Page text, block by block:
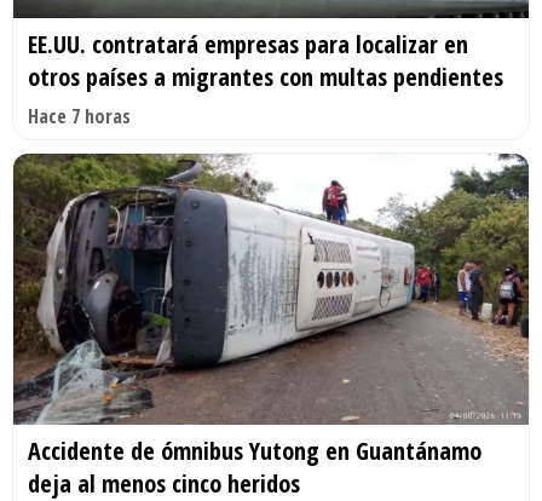
EE.UU. contratará empresas para localizar en
otros países a migrantes con multas pendientes
Hace 7 horas
Accidente de ómnibus Yutong en Guantánamo
deja al menos cinco heridos